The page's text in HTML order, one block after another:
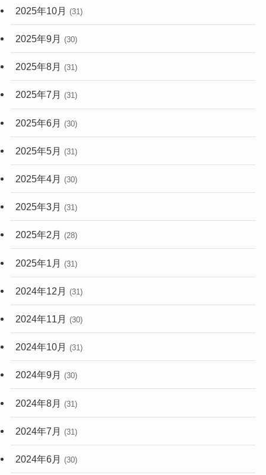
2025年10月 (31)
2025年9月 (30)
2025年8月 (31)
2025年7月 (31)
2025年6月 (30)
2025年5月 (31)
2025年4月 (30)
2025年3月 (31)
2025年2月 (28)
2025年1月 (31)
2024年12月 (31)
2024年11月 (30)
2024年10月 (31)
2024年9月 (30)
2024年8月 (31)
2024年7月 (31)
2024年6月 (30)